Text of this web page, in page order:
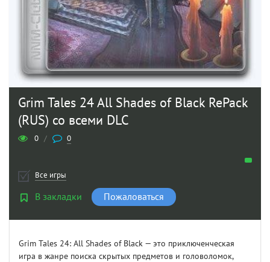
Grim Tales 24 All Shades of Black RePack
(RUS) со всеми DLC
0 / 0
Все игры
В закладки Пожаловаться
Grim Tales 24: All Shades of Black — это приключенческая
игра в жанре поиска скрытых предметов и головоломок,